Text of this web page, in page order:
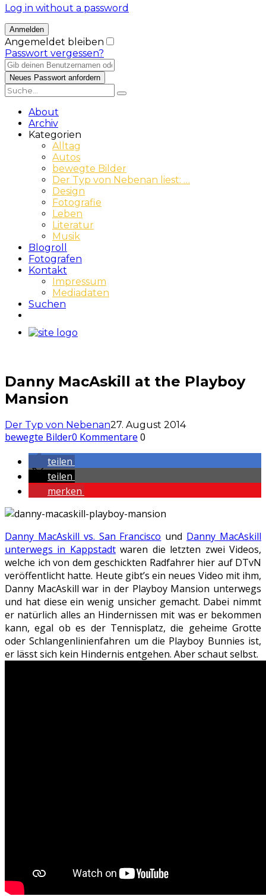
Log in without a password
Angemeldet bleiben
Passwort vergessen?
About
Archiv
Kategorien
Alltag
Autos
bewegte Bilder
Der Typ von Nebenan liest: …
Design
Fotografie
Leben
Literatur
Musik
Blogroll
Fotografen
Kontakt
Impressum
Mediadaten
Suchen
Danny MacAskill at the Playboy
Mansion
Der Typ von Nebenan27. August 2014
bewegte Bilder0 Kommentare 0
teilen
teilen
merken
Danny MacAskill vs. San Francisco und Danny MacAskill
unterwegs in Kappstadtwaren die letzten zwei Videos,
welche ich von dem geschickten Radfahrer hier auf DTvN
veröffentlicht hatte. Heute gibt’s ein neues Video mit ihm,
Danny MacAskill war in der Playboy Mansion unterwegs
und hat diese ein wenig unsicher gemacht. Dabei nimmt
er natürlich alles an Hindernissen mit was er bekommen
kann, egal ob es der Tennisplatz, die geheime Grotte
oder Schlangenlinienfahren um die Playboy Bunnies ist,
er lässt sich kein Hindernis entgehen. Aber schaut selbst.